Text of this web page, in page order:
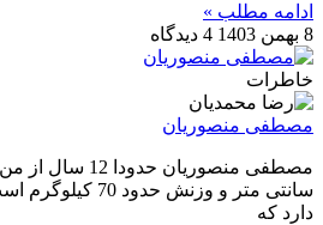
ادامه مطلب »
8 بهمن 1403
4 دیدگاه
خاطرات
مصطفی منصوریان
سانتی متر و وزنش
دارد که